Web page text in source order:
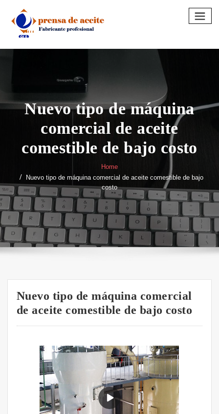
content
Nuevo tipo de máquina
comercial de aceite
comestible de bajo costo
Home
Nuevo tipo de máquina comercial de aceite comestible de bajo
costo
Nuevo tipo de máquina comercial
de aceite comestible de bajo costo